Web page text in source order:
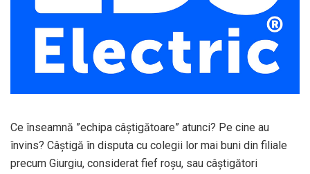
Ce înseamnă ”echipa câștigătoare” atunci? Pe cine au
învins? Câștigă în disputa cu colegii lor mai buni din filiale
precum Giurgiu, considerat fief roșu, sau câștigători